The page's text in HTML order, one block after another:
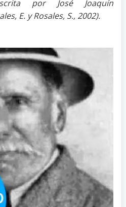
por José Joaquín
E. y Rosales, S., 2002).